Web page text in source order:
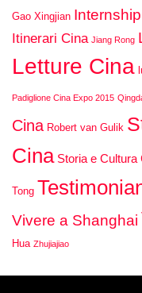
Gao Xingjian
Itinerari Cina Jiang Rong
Letture Cina
Padiglione Cina Expo 2015
Cina Robert van Gulik
Cina Storia e Cultura
Tong
Vivere a Shanghai
Hua Zhujiajiao